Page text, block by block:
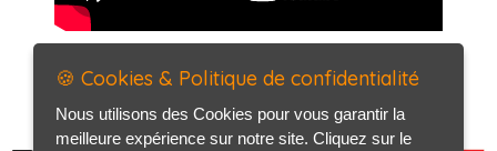
🍪 Cookies & Politique de confidentialité
Nous utilisons des Cookies pour vous garantir la
meilleure expérience sur notre site. Cliquez sur le